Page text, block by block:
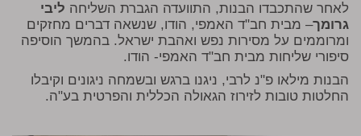
לאחר שהתכבדו הבנות, התוועדה הגברת השליחה ליבי
גרומך– מבית חב"ד האמפי, הודו, שנשאה דברים מחזקים
ומרוממים על מסירות נפש ואהבת ישראל. בהמשך הוסיפה
סיפורי שליחות מבית חב"ד האמפי- הודו.
הבנות מילאו פ"נ לרבי, ניגנו ברגש ובשמחה ניגונים וקיבלו
החלטות טובות לזירוז הגאולה הכללית והפרטית בע"ה.